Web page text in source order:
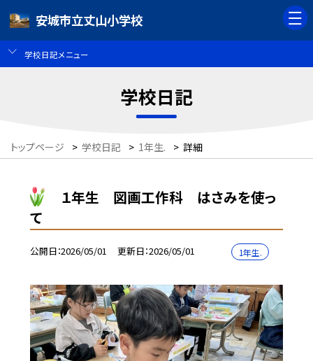
安城市立丈山小学校
学校日記メニュー
学校日記
トップページ > 学校日記 > 1年生. > 詳細
１年生 図画工作科 はさみを使っ
て
公開日 2026/05/01 更新日 2026/05/01 1年生.